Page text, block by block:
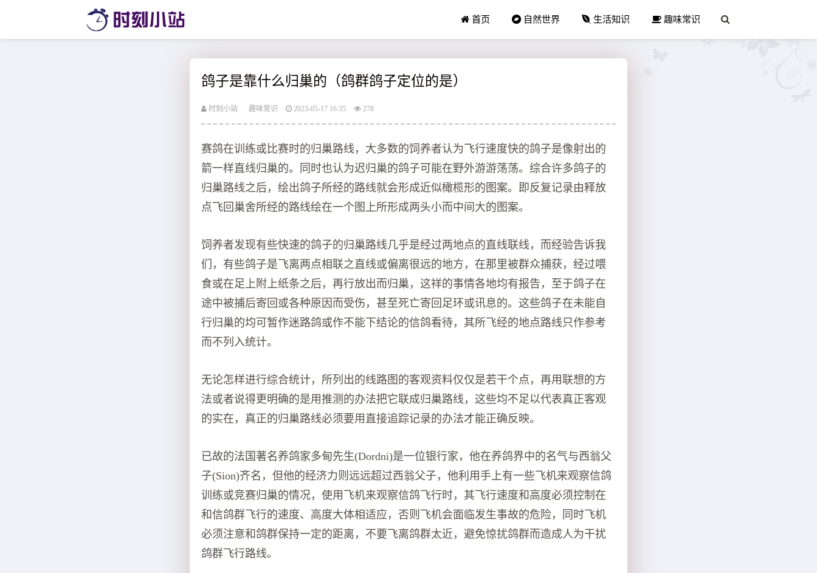
首页 自然世界 生活知识 趣味常识
鸽子是靠什么归巢的（鸽群鸽子定位的是）
时刻小站 趣味常识 2023-05-17 16:35 278
赛鸽在训练或比赛时的归巢路线，大多数的饲养者认为飞行速度快的鸽子是像射出的
箭一样直线归巢的。同时也认为迟归巢的鸽子可能在野外游游荡荡。综合许多鸽子的
归巢路线之后，绘出鸽子所经的路线就会形成近似橄榄形的图案。即反复记录由释放
点飞回巢舍所经的路线绘在一个图上所形成两头小而中间大的图案。
饲养者发现有些快速的鸽子的归巢路线几乎是经过两地点的直线联线，而经验告诉我
们，有些鸽子是飞离两点相联之直线或偏离很远的地方，在那里被群众捕获，经过喂
食或在足上附上纸条之后，再行放出而归巢，这祥的事情各地均有报告，至于鸽子在
途中被捕后寄回或各种原因而受伤，甚至死亡寄回足环或讯息的。这些鸽子在未能自
行归巢的均可暂作迷路鸽或作不能下结论的信鸽看待，其所飞经的地点路线只作参考
而不列入统计。
无论怎样进行综合统计，所列出的线路图的客观资料仅仅是若干个点，再用联想的方
法或者说得更明确的是用推测的办法把它联成归巢路线，这些均不足以代表真正客观
的实在，真正的归巢路线必须要用直接追踪记录的办法才能正确反映。
已故的法国著名养鸽家多甸先生(Dordni)是一位银行家，他在养鸽界中的名气与西翁父
子(Sion)齐名，但他的经济力则远远超过西翁父子，他利用手上有一些飞机来观察信鸽
训练或竞赛归巢的情况，使用飞机来观察信鸽飞行时，其飞行速度和高度必须控制在
和信鸽群飞行的速度、高度大体相适应，否则飞机会面临发生事故的危险，同时飞机
必须注意和鸽群保持一定的距离，不要飞离鸽群太近，避免惊扰鸽群而造成人为干扰
鸽群飞行路线。